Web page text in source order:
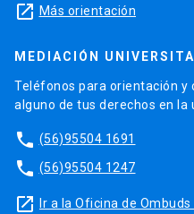
launch Más orientación
MEDIACIÓN
Teléfonos para orientación y
alguno de tus derechos en la
phone (56)95504 1691
phone (56)95504 1247
launch Ir a la Oficina de Ombuds